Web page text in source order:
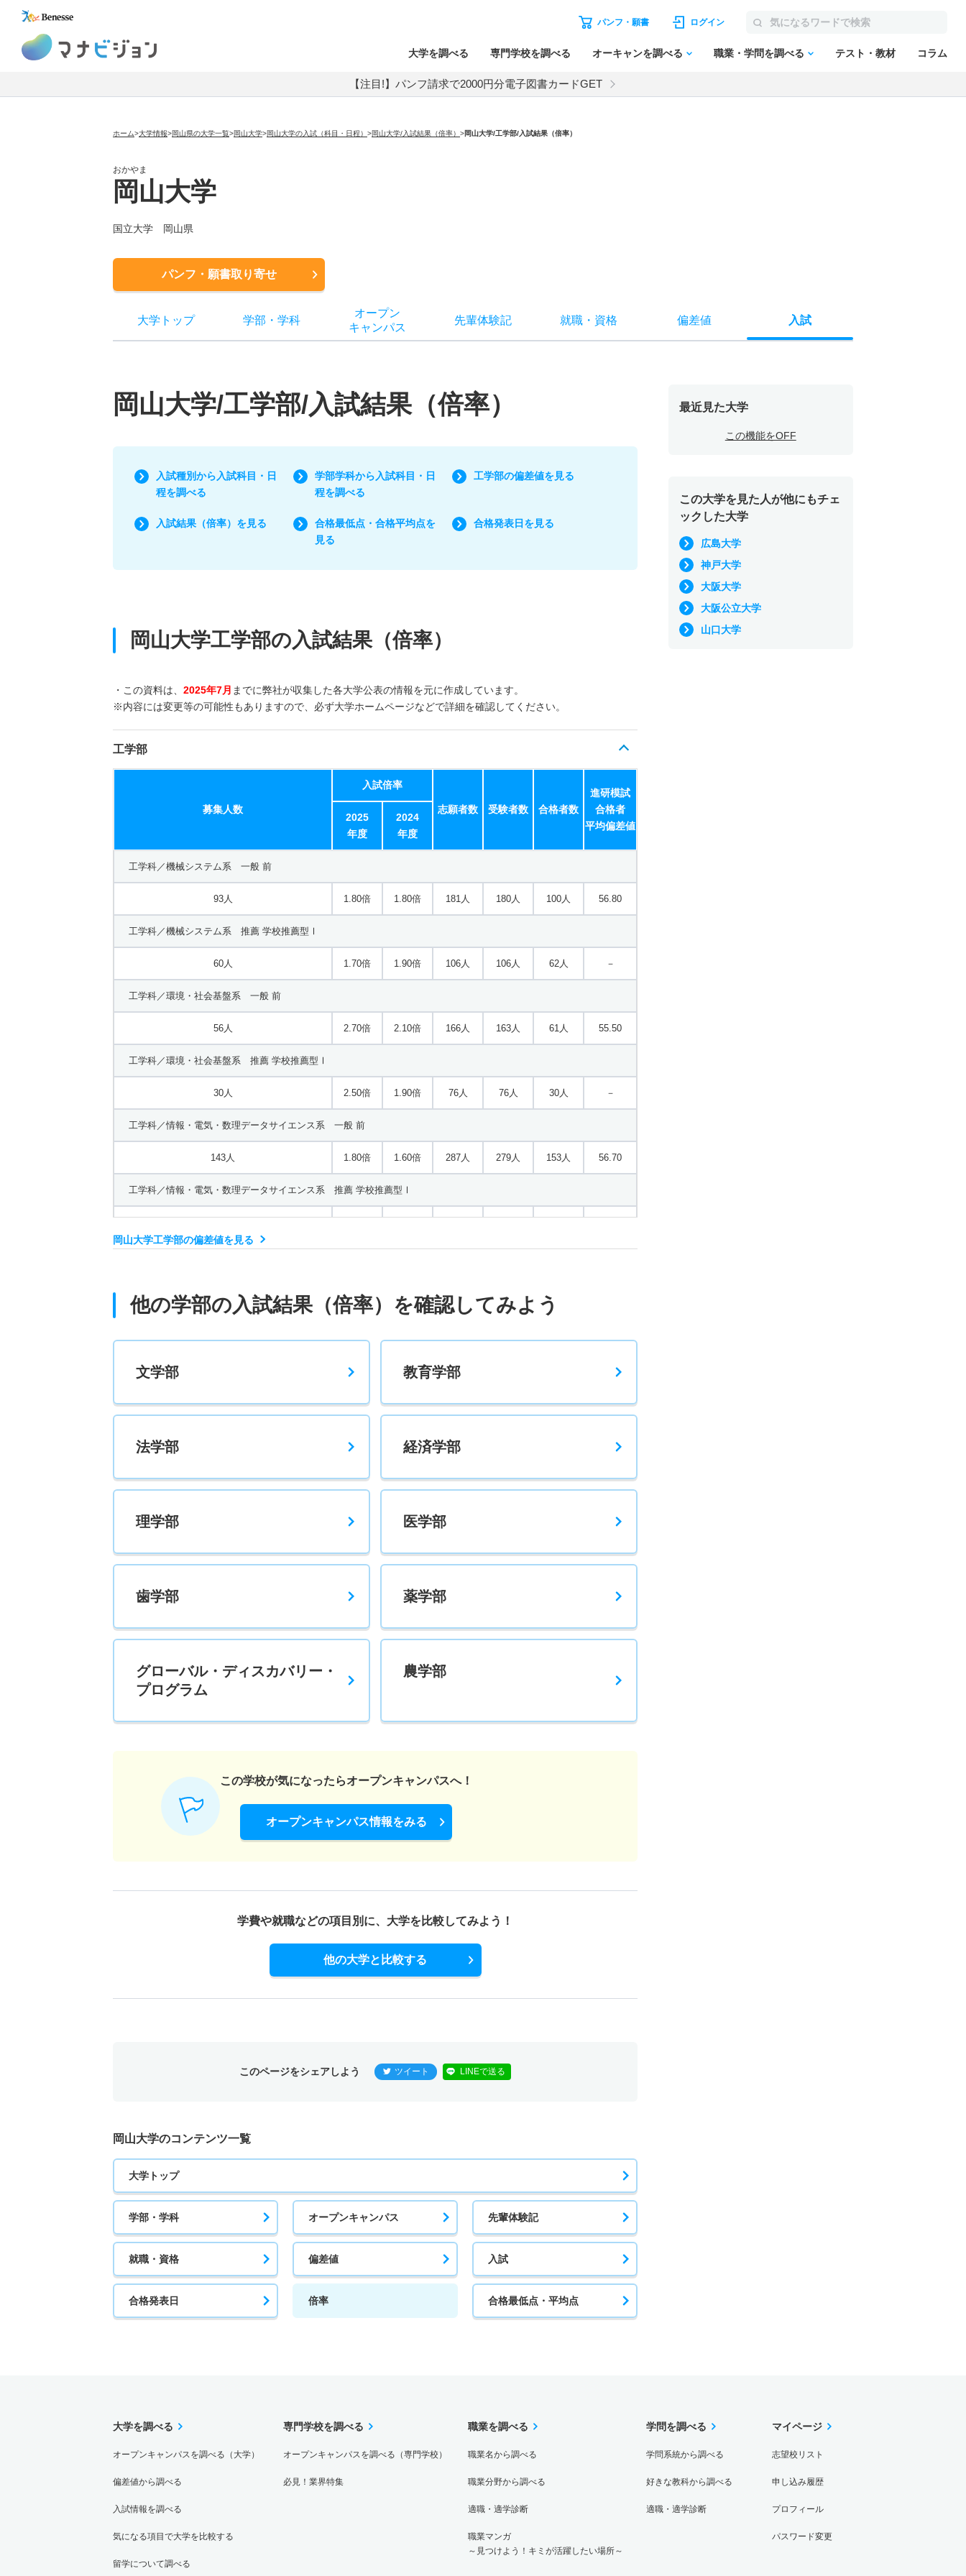
パンフ・願書 ログイン
大学を調べる 専門学校を調べる オーキャンを調べる 職業・学問を調べる テスト・教材 コラム
【注目!】パンフ請求で2000円分電子図書カードGET
ホーム>大学情報>岡山県の大学一覧>岡山大学>岡山大学の入試（科目・日程） >岡山大学/入試結果（倍率） >岡山大学/工学部/入試結果（倍率）
おかやま
岡山大学
国立大学 岡山県
パンフ・願書取り寄せ
大学トップ 学部 ・ 学科
オープン
キャンパス
先輩体験記 就職・ 資格 偏差値 入試
岡山大学/工学部/入試結果（倍率）
入試種別から入試科目・日
程を調べる
学部学科から入試科目・日
程を調べる
工学部の偏差値を見る
入試結果（倍率）を見る
合格最低点・合格平均点を
見る
合格発表日を見る
岡山大学工学部の入試結果（倍率）
・この資料は、 2025年7月 までに弊社が収集した各大学公表の情報を元に作成しています。
※内容には変更等の可能性もありますので、必ず大学ホームページなどで詳細を確認してください。
工学部
募集人数
入試倍率
志願者数 受験者数 合格者数
進研模試
合格者
平均偏差値
2025
年度
2024
年度
工学科／機械システム系 一般 前
93人 1.80倍 1.80倍 181人 180人 100人 56.80
工学科／機械システム系 推薦 学校推薦型Ⅰ
60人 1.70倍 1.90倍 106人 106人 62人 －
工学科／環境・社会基盤系 一般 前
56人 2.70倍 2.10倍 166人 163人 61人 55.50
工学科／環境・社会基盤系 推薦 学校推薦型Ⅰ
30人 2.50倍 1.90倍 76人 76人 30人 －
工学科／情報・電気・数理データサイエンス系 一般 前
143人 1.80倍 1.60倍 287人 279人 153人 56.70
工学科／情報・電気・数理データサイエンス系 推薦 学校推薦型Ⅰ
工学科／化学・生命系 推薦 学校推薦型Ⅰ
40人 1.60倍 1.90倍 72人 71人 45人 55.80
岡山大学工学部の偏差値を見る
他の学部の入試結果（倍率）を確認してみよう
文学部 教育学部
法学部 経済学部
理学部 医学部
歯学部 薬学部
グローバル・ディスカバリー・
プログラム
農学部
この学校が気になったらオープンキャンパスへ！
オープンキャンパス情報をみる
学費や就職などの項目別に、 大学を比較してみよう！
他の大学と比較する
このページをシェアしよう ツイート LINEで送る
岡山大学のコンテンツ一覧
大学トップ
学部・学科 オープンキャンパス 先輩体験記
就職・資格 偏差値 入試
合格発表日 倍率 合格最低点・平均点
最近見た大学
この機能をOFF
この大学を見た人が他にもチェ
ックした大学
広島大学
神戸大学
大阪大学
大阪公立大学
山口大学
大学を調べる
オープンキャンパスを調べる（大学）
偏差値から調べる
入試情報を調べる
気になる項目で大学を比較する
留学について調べる
専門学校を調べる
オープンキャンパスを調べる（専門学校）
必見！業界特集
職業を調べる
職業名から調べる
職業分野から調べる
適職・適学診断
職業マンガ
～見つけよう！キミが活躍したい場所～
学問を調べる
学問系統から調べる
好きな教科から調べる
適職・適学診断
マイページ
志望校リスト
申し込み履歴
プロフィール
パスワード変更